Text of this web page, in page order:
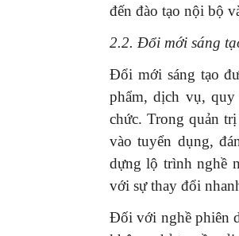
đến đào tạo nội bộ
2.2. Đổi mới sáng
Đổi mới sáng tạo
phẩm, dịch vụ,
chức. Trong quản
vào tuyển dụng,
dựng lộ trình nghề
với sự thay đổi
Đối với nghề phiên